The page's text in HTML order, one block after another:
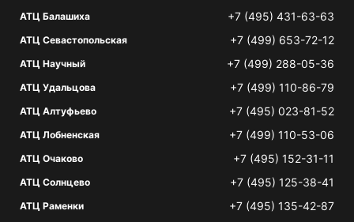
АТЦ Балашиха +7 (495) 431-63-63
АТЦ Севастопольская +7 (499) 653-72-12
АТЦ Научный +7 (499) 288-05-36
АТЦ Удальцова +7 (499) 110-86-79
АТЦ Алтуфьево +7 (495) 023-81-52
АТЦ Лобненская +7 (499) 110-53-06
АТЦ Очаково +7 (495) 152-31-11
АТЦ Солнцево +7 (495) 125-38-41
АТЦ Раменки +7 (495) 135-42-87